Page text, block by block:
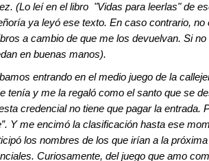
(Lo leí en el libro "Vidas para leerlas" de
ya leyó ese texto. En caso contrario,
a cambio de que me los devuelvan. Si
en buenas manos).
entrando en el medio juego de la
tenía y me la regaló como el santo que se
credencial no tiene que pagar la entrada.
Y me encimó la clasificación hasta ese
los nombres de los que irían a la
Curiosamente, del juego que amo